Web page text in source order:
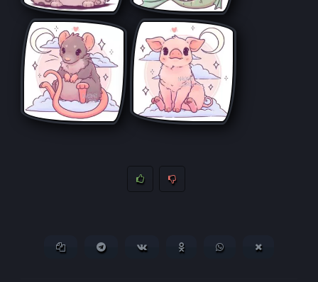
Копировать ссылкуПоделиться в Telegram
Поделиться ВКонтактеПоделиться в
Поделиться в